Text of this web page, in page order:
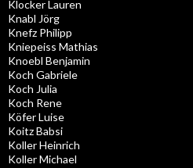
Klocker Lauren
Knabl Jörg
Knefz Philipp
Kniepeiss Mathias
Knoebl Benjamin
Koch Gabriele
Koch Julia
Koch Rene
Köfer Luise
Koitz Babsi
Koller Heinrich
Koller Michael